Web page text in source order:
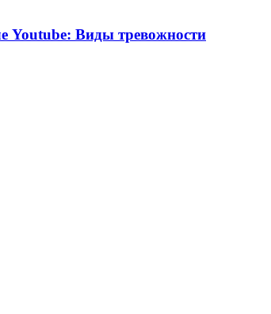
Youtube: Виды тревожности